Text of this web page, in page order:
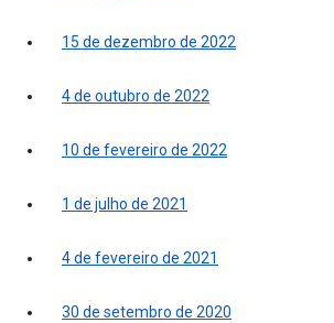
15 de dezembro de 2022
4 de outubro de 2022
10 de fevereiro de 2022
1 de julho de 2021
4 de fevereiro de 2021
30 de setembro de 2020